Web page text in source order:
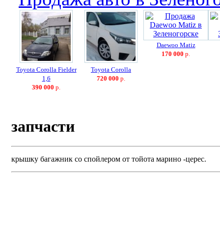
Toyota Corolla Fielder
1,6
390 000 р.
Toyota Corolla
720 000 р.
Daewoo Matiz
170 000 р.
запчасти
крышку багажник со спойлером от тойота марино -церес.